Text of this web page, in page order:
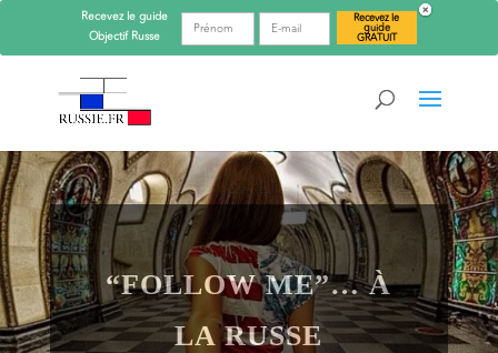
“FOLLOW ME”… À
LA RUSSE
Recevez le guide
ObjectifRusse
Recevez le
guide
GRATUIT